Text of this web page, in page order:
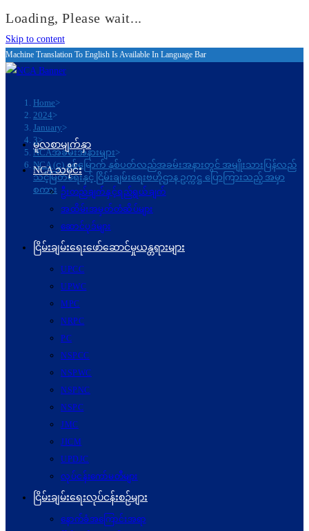
Loading, Please wait...
Skip to content
Machine Translation To English Is Available In Language Bar
Home>
2024>
January>
3>
NCAအခမ်းအနားများ>
NCA (၄) နှစ်မြောက် နှစ်ပတ်လည်အခမ်းအနားတွင် အမျိုးသားပြန်လည်
သင့်မြတ်ရေးနှင့် ငြိမ်းချမ်းရေးဗဟိုဌာန ဥက္ကဋ္ဌ ပြောကြားသည့် အမှာ
စကား
မူလစာမျက်နှာ
NCA သမိုင်း
ဦးတည်ချက်နှင့်ရည်ရွယ်ချက်
အထိမ်းအမှတ်တံဆိပ်များ
ဆောင်ပုဒ်များ
ငြိမ်းချမ်းရေးဖော်‌ဆောင်မှုယန္တရားများ
UPCC
UPWC
MPC
NRPC
PC
NSPCC
NSPWC
NSPNC
NSPC
JMC
JICM
UPDJC
လုပ်ငန်းကော်မတီများ
ငြိမ်းချမ်းရေးလုပ်ငန်းစဉ်များ
နောက်ခံအကြောင်းအရာ